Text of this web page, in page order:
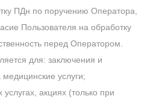
ПДн по поручению Оператора,
Пользователя на обработку
перед Оператором.
для: заключения и
услуги;
акциях (только при